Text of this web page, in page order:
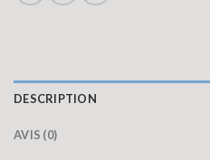
DESCRIPTION
AVIS (0)